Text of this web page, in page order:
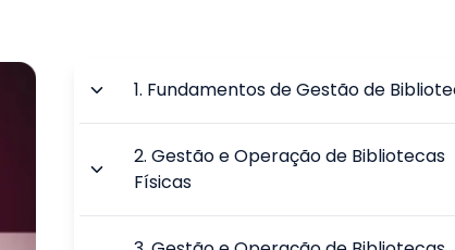
1. Fundamentos de Gestão de
2.Gestão e Operação de Bibliotecas
Físicas